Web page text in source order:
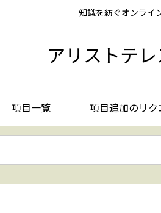
知識を紡ぐオンライ
アリストテ
項目一覧 項目追加のリク